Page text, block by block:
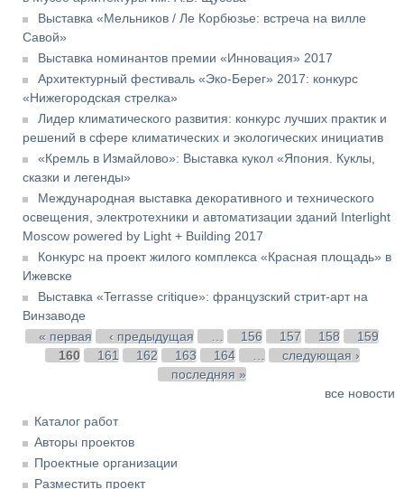
Выставка «Мельников / Ле Корбюзье: встреча на вилле
Савой»
Выставка номинантов премии «Инновация» 2017
Архитектурный фестиваль «Эко-Берег» 2017: конкурс
«Нижегородская стрелка»
Лидер климатического развития: конкурс лучших практик и
решений в сфере климатических и экологических инициатив
«Кремль в Измайлово»: Выставка кукол «Япония. Куклы,
сказки и легенды»
Международная выставка декоративного и технического
освещения, электротехники и автоматизации зданий Interlight
Moscow powered by Light + Building 2017
Конкурс на проект жилого комплекса «Красная площадь» в
Ижевске
Выставка «Terrasse critique»: французский стрит-арт на
Винзаводе
Страницы
« первая ‹ предыдущая … 156 157 158
159
160
161 162 163 164 …
следующая ›
последняя »
все новости
Каталог работ
Авторы проектов
Проектные организации
Разместить проект